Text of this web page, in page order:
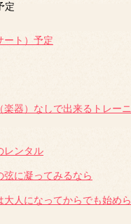
定
ート）予定
楽器）なしで出来るトレーニ
レンタル
弦に凝ってみるなら
大人になってからでも始めら